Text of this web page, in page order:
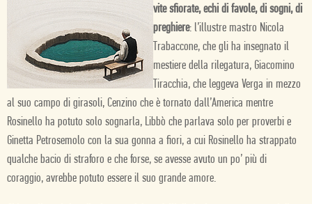
vite sfiorate, echi di favole, di sogni, di
preghiere: l’illustre mastro Nicola
Trabaccone, che gli ha insegnato il
mestiere della rilegatura, Giacomino
Tiracchia, che leggeva Verga in mezzo
al suo campo di girasoli, Cenzino che è tornato dall’America mentre
Rosinello ha potuto solo sognarla, Libbò che parlava solo per proverbi e
Ginetta Petrosemolo con la sua gonna a fiori, a cui Rosinello ha strappato
qualche bacio di straforo e che forse, se avesse avuto un po’ più di
coraggio, avrebbe potuto essere il suo grande amore.